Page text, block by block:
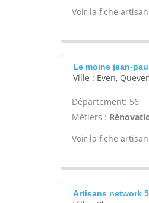
Voir la fiche
Le moine jean-
Ville : Even,
Département: 56
Métiers :
Voir la fiche
Artisans network